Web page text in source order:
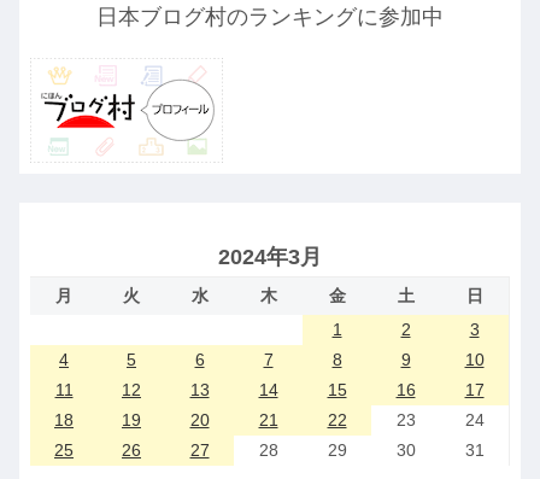
日本ブログ村のランキングに参加中
2024年3月
月 火 水 木 金 土
日
1
2
3
4
5 6 7 8 9
10
11
12 13 14 15 16
17
18
19 20 21 22 23
24
25
26 27 28 29 30 31